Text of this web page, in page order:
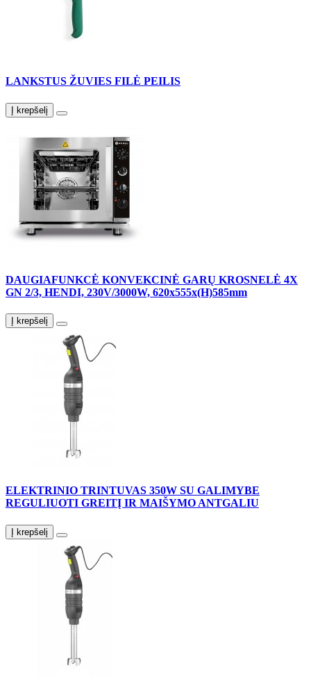
LANKSTUS ŽUVIES FILĖ PEILIS
Į krepšelį
DAUGIAFUNKCĖ KONVEKCINĖ GARŲ KROSNELĖ 4X
GN 2/3, HENDI, 230V/3000W, 620x555x(H)585mm
Į krepšelį
ELEKTRINIO TRINTUVAS 350W SU GALIMYBE
REGULIUOTI GREITĮ IR MAIŠYMO ANTGALIU
Į krepšelį